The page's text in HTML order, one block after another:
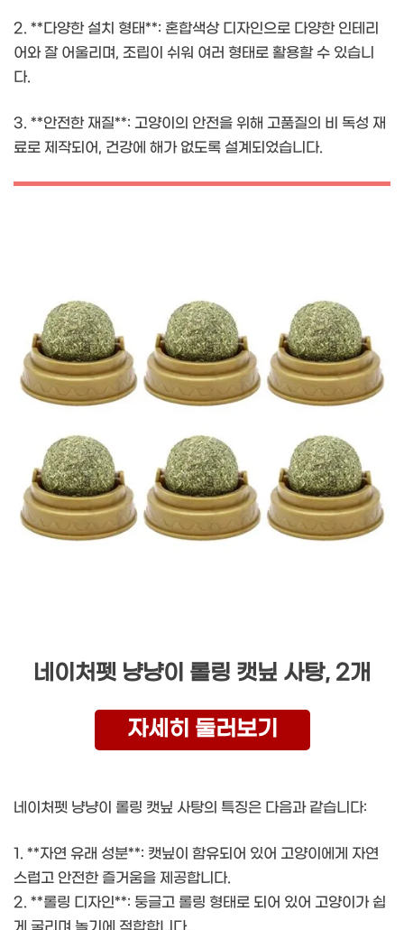
2. **다양한 설치 형태**: 혼합색상 디자인으로 다양한 인테리
어와 잘 어울리며, 조립이 쉬워 여러 형태로 활용할 수 있습니
다.
3. **안전한 재질**: 고양이의 안전을 위해 고품질의 비 독성 재
료로 제작되어, 건강에 해가 없도록 설계되었습니다.
네이처펫 냥냥이 롤링 캣닢 사탕, 2개
자세히 둘러보기
네이처펫 냥냥이 롤링 캣닢 사탕의 특징은 다음과 같습니다:
1. **자연 유래 성분**: 캣닢이 함유되어 있어 고양이에게 자연
스럽고 안전한 즐거움을 제공합니다.
2. **롤링 디자인**: 둥글고 롤링 형태로 되어 있어 고양이가 쉽